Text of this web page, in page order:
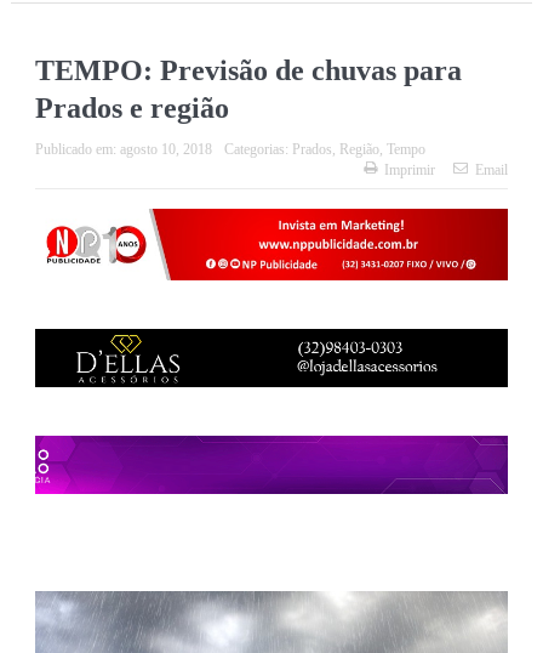
TEMPO: Previsão de chuvas para
Prados e região
Publicado em: agosto 10, 2018 Categorias: Prados, Região, Tempo
Imprimir
Email